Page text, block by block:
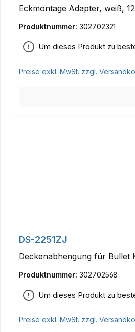
Eckmontage Adapter, weiß,
Produktnummer: 302702321
Um dieses Produkt zu
Preise exkl. MwSt. zzgl.
DS-2251ZJ
Deckenabhengung für Bullet
Produktnummer: 302702568
Um dieses Produkt zu
Preise exkl. MwSt. zzgl.